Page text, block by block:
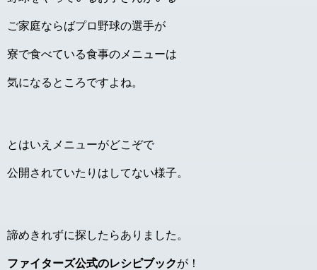
ご家庭ならばプロ野球の選手が
寮で食べている食事のメニューは
気になるところですよね。
とはいえメニューがどこぞで
公開されていたりはしてない様子。
諦めきれずに探したらありました。
ファイターズ公式のレシピブックが！